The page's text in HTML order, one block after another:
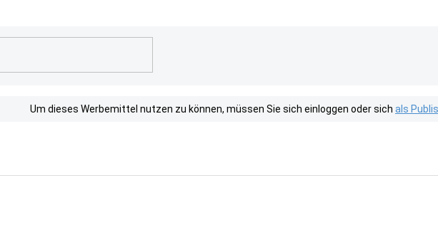
Um dieses Werbemittel nutzen zu können, müssen Sie sich einloggen oder sich als